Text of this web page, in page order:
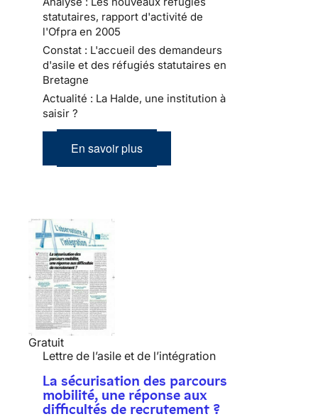
statutaires, rapport d'activité de
l'Ofpra en 2005
Constat : L'accueil des demandeurs
d'asile et des réfugiés statutaires en
Bretagne
Actualité : La Halde, une institution à
saisir ?
En savoir plus
Gratuit
Lettre de l’asile et de l’intégration
La sécurisation des parcours
mobilité, une réponse aux
difficultés de recrutement ?